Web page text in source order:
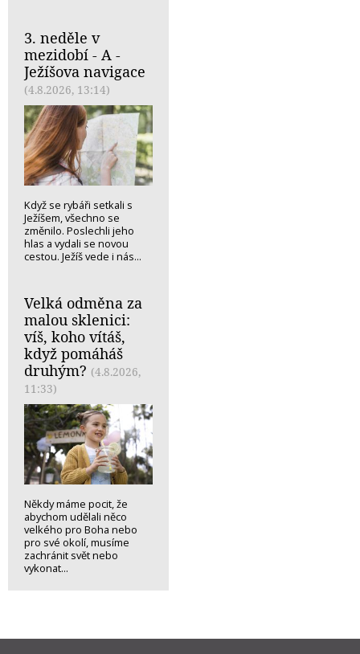
3. neděle v
mezidobí - A -
Ježíšova navigace
(4.8.2026, 13:14)
Když se rybáři setkali s
Ježíšem, všechno se
změnilo. Poslechli jeho
hlas a vydali se novou
cestou. Ježíš vede i nás...
Velká odměna za
malou sklenici:
víš, koho vítáš,
když pomáháš
druhým? (4.8.2026,
11:33)
Někdy máme pocit, že
abychom udělali něco
velkého pro Boha nebo
pro své okolí, musíme
zachránit svět nebo
vykonat...